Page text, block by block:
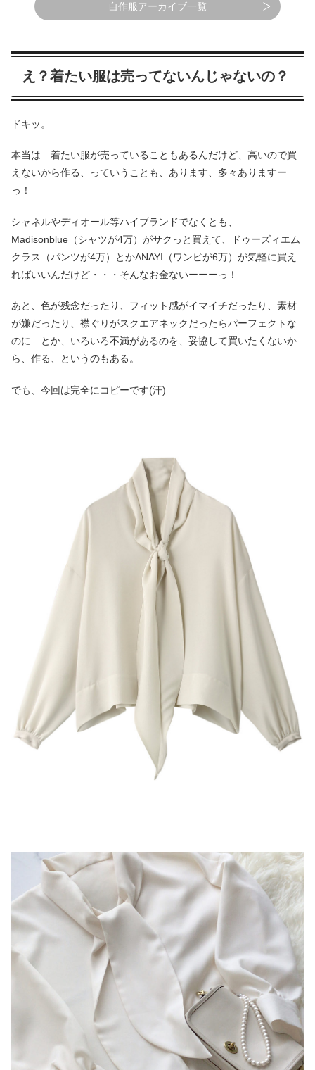
自作服アーカイブ一覧
え？着たい服は売ってないんじゃないの？
ドキッ。
本当は…着たい服が売っていることもあるんだけど、高いので買
えないから作る、っていうことも、あります、多々ありますー
っ！
シャネルやディオール等ハイブランドでなくとも、
Madisonblue（シャツが4万）がサクっと買えて、ドゥーズィエム
クラス（パンツが4万）とかANAYI（ワンピが6万）が気軽に買え
ればいいんだけど・・・そんなお金ないーーーっ！
あと、色が残念だったり、フィット感がイマイチだったり、素材
が嫌だったり、襟ぐりがスクエアネックだったらパーフェクトな
のに…とか、いろいろ不満があるのを、妥協して買いたくないか
ら、作る、というのもある。
でも、今回は完全にコピーです(汗)